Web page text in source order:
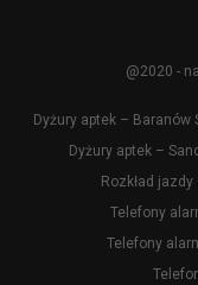
@2020 -
Dyżury aptek – Baranów
Dyżury aptek –
Rozkład
Telefony
Telefony